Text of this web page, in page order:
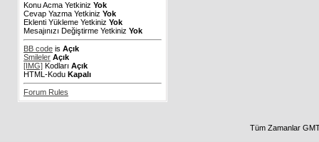
Konu Acma Yetkiniz Yok
Cevap Yazma Yetkiniz Yok
Eklenti Yükleme Yetkiniz Yok
Mesajınızı Değiştirme Yetkiniz Yok
BB code is Açık
Smileler Açık
[IMG] Kodları Açık
HTML-Kodu Kapalı
Forum Rules
Tüm Zamanlar